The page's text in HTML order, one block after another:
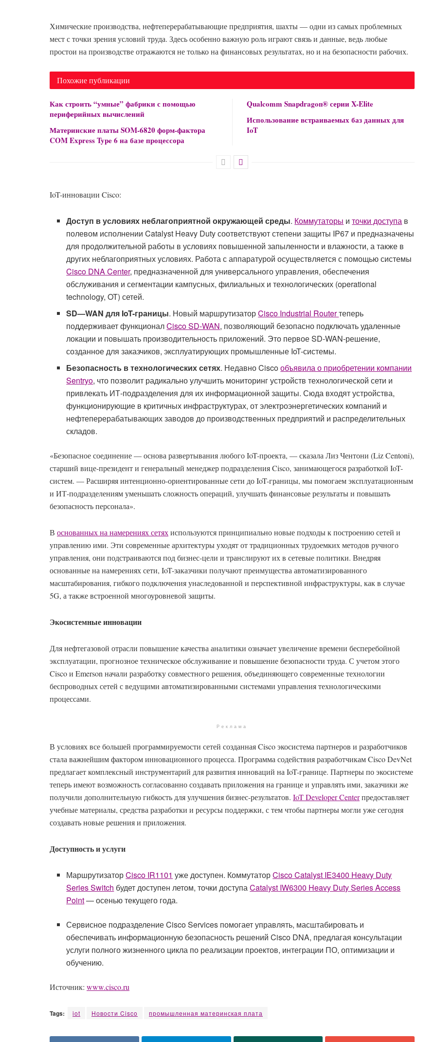
Химические производства, нефтеперерабатывающие предприятия, шахты — одни из самых проблемных
мест с точки зрения условий труда. Здесь особенно важную роль играют связь и данные, ведь любые
простои на производстве отражаются не только на финансовых результатах, но и на безопасности рабочих.
Похожие публикации
Как строить “умные” фабрики с помощью
периферийных вычислений
Материнские платы SOM-6820 форм-фактора
COM Express Type 6 на базе процессора
Qualcomm Snapdragon® серии X-Elite
Использование встраиваемых баз данных для
IoT
IoT-инновации Cisco:
Доступ в условиях неблагоприятной окружающей среды. Коммутаторы иточки доступа в
полевом исполнении Catalyst Heavy Duty соответствуют степени защиты IP67 и предназначены
для продолжительной работы в условиях повышенной запыленности и влажности, а также в
других неблагоприятных условиях. Работа с аппаратурой осуществляется с помощью системы
Cisco DNA Center, предназначенной для универсального управления, обеспечения
обслуживания и сегментации кампусных, филиальных и технологических (operational
technology, OT) сетей.
SD—WAN для IoT-границы. Новый маршрутизаторCisco Industrial Routerтеперь
поддерживает функционалCisco SD-WAN, позволяющий безопасно подключать удаленные
локации и повышать производительность приложений. Это первое SD-WAN-решение,
созданное для заказчиков, эксплуатирующих промышленные IoT-системы.
Безопасность в технологических сетях. Недавно Ciscoобъявила о приобретении компании
Sentryo, что позволит радикально улучшить мониторинг устройств технологической сети и
привлекать ИТ-подразделения для их информационной защиты. Сюда входят устройства,
функционирующие в критичных инфраструктурах, от электроэнергетических компаний и
нефтеперерабатывающих заводов до производственных предприятий и распределительных
складов.
«Безопасное соединение — основа развертывания любого IoT-проекта, — сказала Лиз Чентони (Liz Centoni),
старший вице-президент и генеральный менеджер подразделения Cisco, занимающегося разработкой IoT-
систем. — Расширяя интенционно-ориентированные сети до IoT-границы, мы помогаем эксплуатационным
и ИТ-подразделениям уменьшать сложность операций, улучшать финансовые результаты и повышать
безопасность персонала».
В основанных на намерениях сетяхиспользуются принципиально новые подходы к построению сетей и
управлению ими. Эти современные архитектуры уходят от традиционных трудоемких методов ручного
управления, они подстраиваются под бизнес-цели и транслируют их в сетевые политики. Внедряя
основанные на намерениях сети, IoT-заказчики получают преимущества автоматизированного
масштабирования, гибкого подключения унаследованной и перспективной инфраструктуры, как в случае
5G, а также встроенной многоуровневой защиты.
Экосистемные инновации
Для нефтегазовой отрасли повышение качества аналитики означает увеличение времени бесперебойной
эксплуатации, прогнозное техническое обслуживание и повышение безопасности труда. С учетом этого
Cisco и Emerson начали разработку совместного решения, объединяющего современные технологии
беспроводных сетей с ведущими автоматизированными системами управления технологическими
процессами.
Реклама
В условиях все большей программируемости сетей созданная Cisco экосистема партнеров и разработчиков
стала важнейшим фактором инновационного процесса. Программа содействия разработчикам Cisco DevNet
предлагает комплексный инструментарий для развития инноваций на IoT-границе. Партнеры по экосистеме
теперь имеют возможность согласованно создавать приложения на границе и управлять ими, заказчики же
получили дополнительную гибкость для улучшения бизнес-результатов. IoT Developer Centerпредоставляет
учебные материалы, средства разработки и ресурсы поддержки, с тем чтобы партнеры могли уже сегодня
создавать новые решения и приложения.
Доступностьиуслуги
МаршрутизаторCisco IR1101 уже доступен. КоммутаторCisco Catalyst IE3400 Heavy Duty
Series Switch будет доступен летом, точки доступаCatalyst IW6300 Heavy Duty Series Access
Point— осенью текущего года.
Сервисное подразделение Cisco Services помогает управлять, масштабировать и
обеспечивать информационную безопасность решений Cisco DNA, предлагая консультации
услуги полного жизненного цикла по реализации проектов, интеграции ПО, оптимизации и
обучению.
Источник: www.cisco.ru
Tags: iot Новоcти Cisco промышленная материнская плата